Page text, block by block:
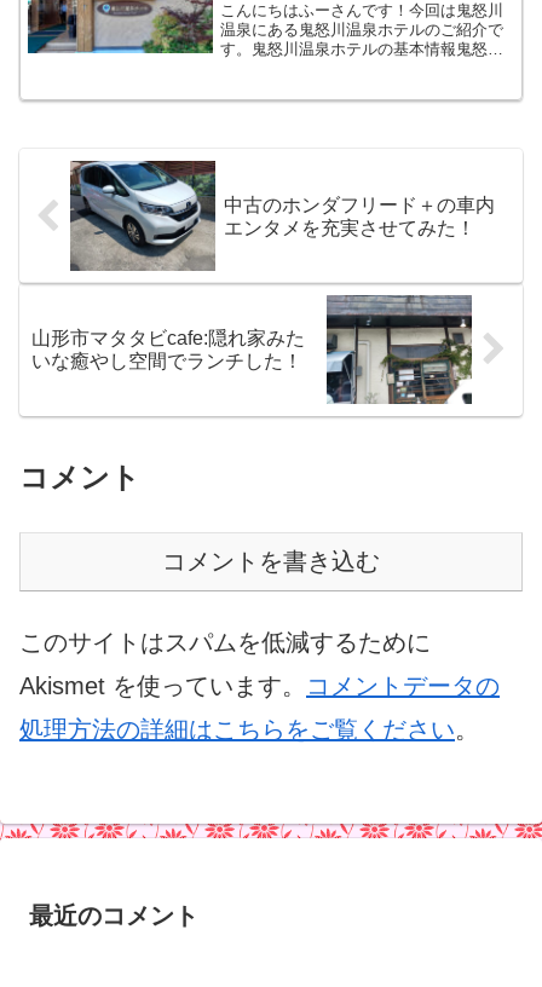
こんにちはふーさんです！今回は鬼怒川
温泉にある鬼怒川温泉ホテルのご紹介で
す。鬼怒川温泉ホテルの基本情報鬼怒川
0025住所 栃木県日光市鬼怒川温泉滝
中古のホンダフリード＋の車内
エンタメを充実させてみた！
山形市マタタビcafe:隠れ家みた
いな癒やし空間でランチした！
コメント
コメントを書き込む
このサイトはスパムを低減するために
Akismet を使っています。
コメントデータの
処理方法の詳細はこちらをご覧ください。
最近のコメント